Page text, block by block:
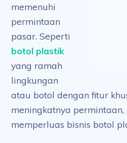
memenuhi
permintaan
pasar. Seperti
botol plastik
yang ramah
lingkungan
atau botol dengan fitur
meningkatnya
memperluas bisnis botol